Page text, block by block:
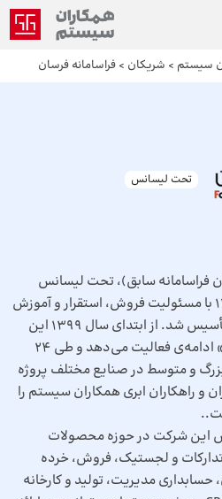
سیستم > شریکان > فراسامانه فرسان
تحت لیسانس
فراسامانه سابق)، تحت لیسانس
همکاران سیستم، در سال ۱۳۸۲ با مسئولیت فروش، استقرار و آموزش
نرم‌افزارهای همکاران سیستم تأسیس شد. از ابتدای سال 1399 این
شرکت با نام «فراسامانه فرسان» ادامه‌ی فعالیت می‌دهد و طی 24
و متوسط در صنایع مختلف پروژه
و راهکاران ابری همکاران سیستم را
این شرکت در حوزه‌ محصولات
و لجستیک، فروش، خرده
مدیریت، تولید و کارخانه